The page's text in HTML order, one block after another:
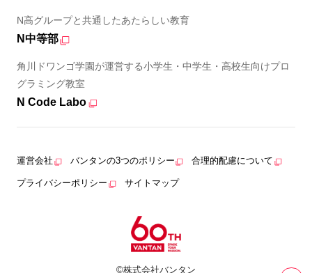
N高グループと共通したあたらしい教育
N中等部
角川ドワンゴ学園が運営する小学生・中学生・高校生向けプロ
グラミング教室
N Code Labo
運営会社 バンタンの3つのポリシー 合理的配慮について
プライバシーポリシー サイトマップ
©株式会社バンタン